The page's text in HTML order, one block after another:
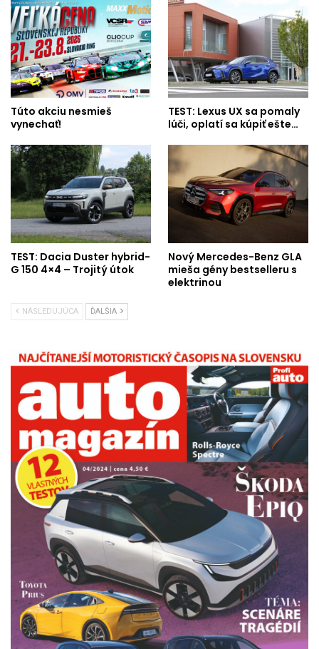
Túto akciu nesmieš
vynechať!
TEST: Lexus UX sa pomaly
lúči, oplatí sa kúpiť ešte…
TEST: Dacia Duster hybrid-
G 150 4×4 – Trojitý útok
Nový Mercedes-Benz GLA
mieša gény bestselleru s
elektrinou
NÁSLEDUJÚCA ĎALŠIA